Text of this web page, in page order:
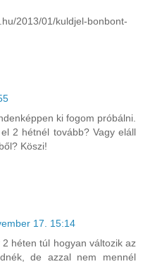
2013/01/kuldjel-bonbont-
ki fogom próbálni.
2 hétnél tovább? Vagy eláll
Köszi!
17. 15:14
héten túl hogyan változik az
de azzal nem mennél